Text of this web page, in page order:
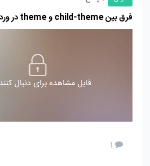
فرق بین child-theme و theme در وردپرس چیست؟
قابل مشاهده برای دنبال
1